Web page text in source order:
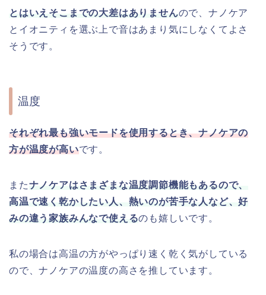
とはいえそこまでの大差はありませんので、ナノケア
とイオニティを選ぶ上で音はあまり気にしなくてよさ
そうです。
温度
それぞれ最も強いモードを使用するとき、ナノケアの
方が温度が高いです。
またナノケアはさまざまな温度調節機能もあるので、
高温で速く乾かしたい人、熱いのが苦手な人など、好
みの違う家族みんなで使えるのも嬉しいです。
私の場合は高温の方がやっぱり速く乾く気がしている
ので、ナノケアの温度の高さを推しています。